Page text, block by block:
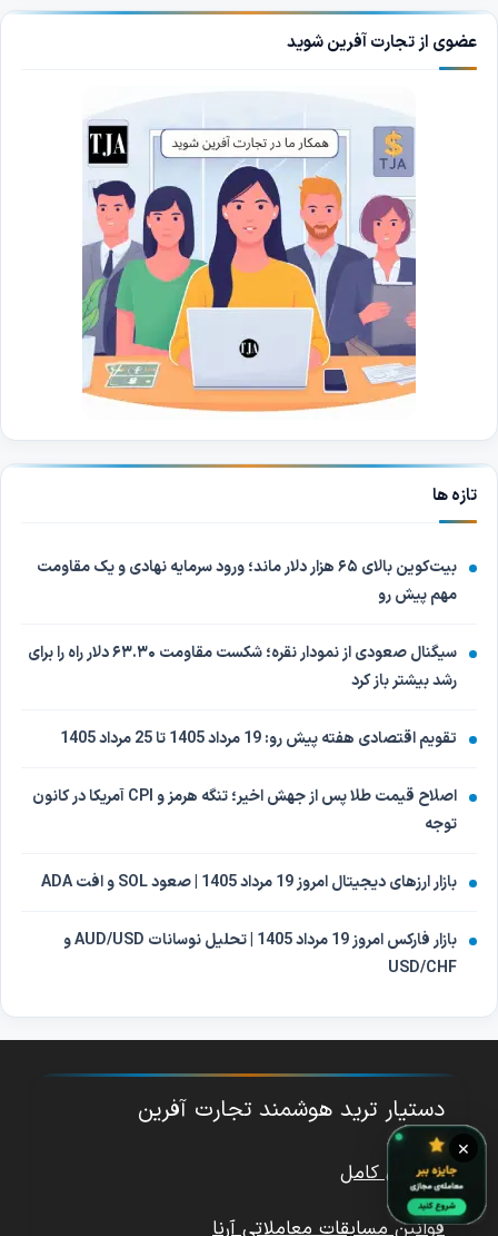
عضوی از تجارت آفرین شوید
تازه ها
بیت‌کوین بالای ۶۵ هزار دلار ماند؛ ورود سرمایه نهادی و یک مقاومت
مهم پیش رو
سیگنال صعودی از نمودار نقره؛ شکست مقاومت ۶۳.۳۰ دلار راه را برای
رشد بیشتر باز کرد
تقویم اقتصادی هفته پیش رو: 19 مرداد 1405 تا 25 مرداد 1405
اصلاح قیمت طلا پس از جهش اخیر؛ تنگه هرمز و CPI آمریکا در کانون
توجه
بازار ارزهای دیجیتال امروز 19 مرداد 1405 | صعود SOL و افت ADA
بازار فارکس امروز 19 مرداد 1405 | تحلیل نوسانات AUD/USD و
USD/CHF
دستیار ترید هوشمند تجارت آفرین
راهنمای کامل
قوانین مسابقات معاملاتی آرنا
×